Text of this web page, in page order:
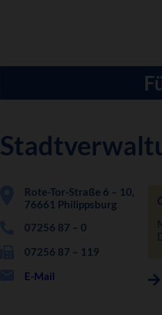
Rote-Tor-Straße 6 – 10,
76661 Philippsburg
07256 87 – 0
07256 87 – 119
E-Mail